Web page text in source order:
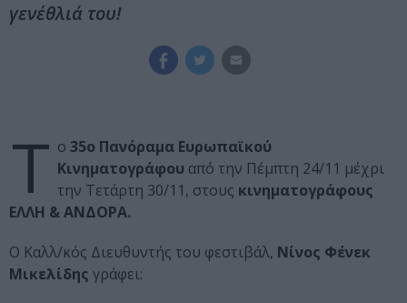
γενέθλιά του!
Τ ο 35ο Πανόραμα Ευρωπαϊκού
Κινηματογράφου από την Πέμπτη 24/11 μέχρι
την Τετάρτη 30/11, στους κινηματογράφους
ΕΛΛΗ & ΑΝΔΟΡΑ.
Ο Καλλ/κός Διευθυντής του φεστιβάλ, Νίνος Φένεκ
Μικελίδης γράφει: